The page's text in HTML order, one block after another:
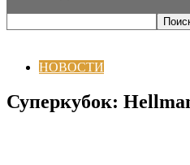
НОВОСТИ
Суперкубок: